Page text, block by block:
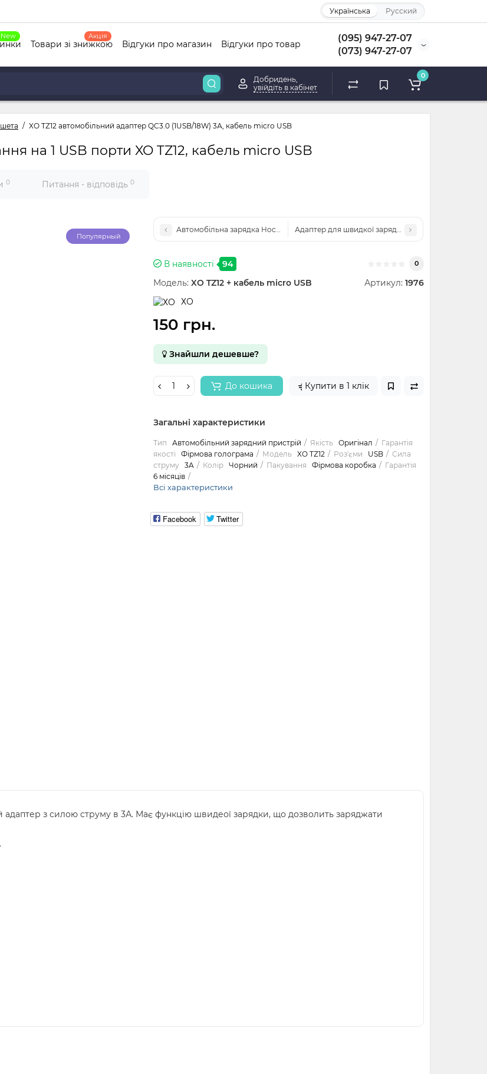
Українська Русский
(095) 947-27-07
(073) 947-27-07
New Акція
Товари зі знижкою Відгуки про магазин Відгуки про товар
Добридень,
увійдіть в кабінет
0
XO TZ12 автомобільний адаптер QC3.0 (1USB/18W) 3А, кабель micro USB
на 1 USB порти XO TZ12, кабель micro USB
0 Питання - відповідь 0
Популярный
Автомобільна зарядка Hoco Z36 2.4AАдаптер для швидкої зарядки XO L85D QC3.0 1USB,
В наявності 94 0
Модель: XO TZ12 + кабель micro USB Артикул: 1976
ХО
150 грн.
Знайшли дешевше?
До кошика Купити в 1 клік
Загальні характеристики
Тип Автомобільний зарядний пристрій Якість Оригінал
Гарантія
якості
Фірмова голограма Модель XO TZ12 Роз'єми USB
Сила
струму
3A Колір Чорний Пакування Фірмова коробка
Гарантія
6 місяців
Всі характеристики
Facebook Twitter
адаптер з силою струму в 3А. Має функцію швидеої зарядки, що дозволить заряджати